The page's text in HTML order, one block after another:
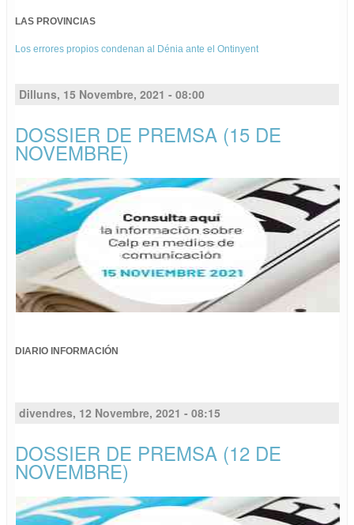
LAS PROVINCIAS
Los errores propios condenan al Dénia ante el Ontinyent
Dilluns, 15 Novembre, 2021 - 08:00
DOSSIER DE PREMSA (15 DE
NOVEMBRE)
DIARIO INFORMACIÓN
divendres, 12 Novembre, 2021 - 08:15
DOSSIER DE PREMSA (12 DE
NOVEMBRE)